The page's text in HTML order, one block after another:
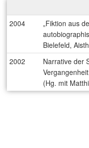
2004
„Fiktion aus
Bielefeld,
2002
Narrative der
(Hg. mit